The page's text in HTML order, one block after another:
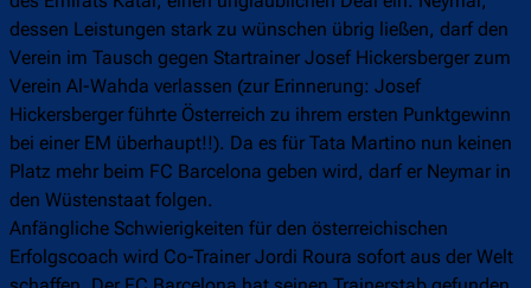
dessen Leistungen stark zu wünschen übrig ließen, darf den
Verein im Tausch gegen Startrainer Josef Hickersberger zum
Verein Al-Wahda verlassen (zur Erinnerung: Josef
Hickersberger führte Österreich zu ihrem ersten Punktgewinn
bei einer EM überhaupt!!). Da es für Tata Martino nun keinen
Platz mehr beim FC Barcelona geben wird, darf er Neymar in
den Wüstenstaat folgen.
Anfängliche Schwierigkeiten für den österreichischen
Erfolgscoach wird Co-Trainer Jordi Roura sofort aus der Welt